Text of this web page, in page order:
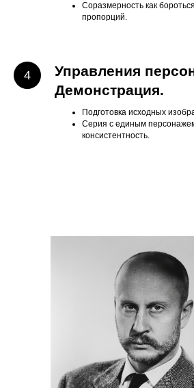
Соразмерность как
пропорций.
Управления
Демонстрация.
Подготовка исходных
Серия с единым
консистентность.